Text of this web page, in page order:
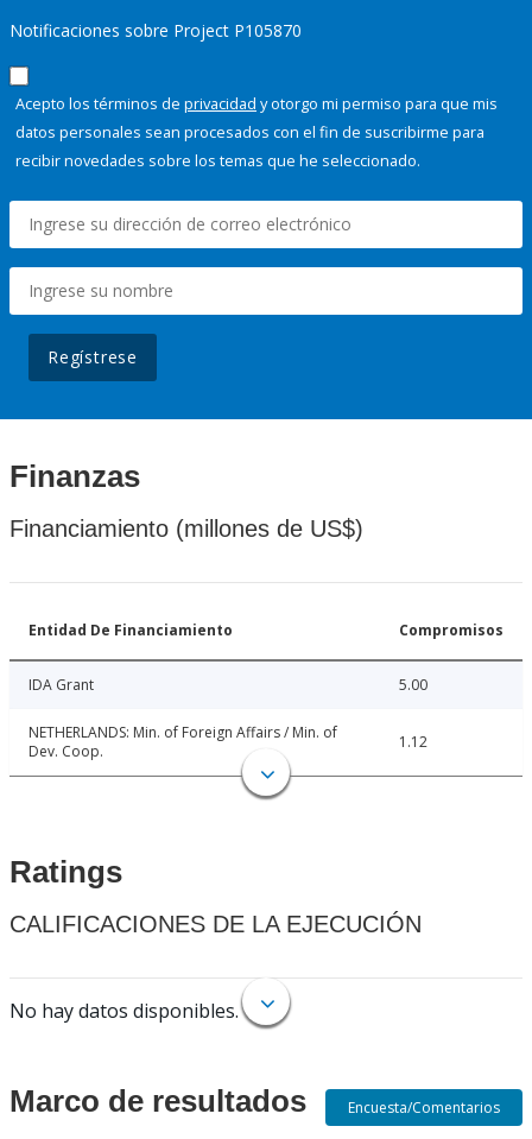
Notificaciones sobre Project P105870
Acepto los términos de privacidad y otorgo mi permiso para que mis
datos personales sean procesados con el fin de suscribirme para
recibir novedades sobre los temas que he seleccionado.
Regístrese
Finanzas
Financiamiento (millones de US$)
Entidad De Financiamiento Compromisos
IDA Grant 5.00
NETHERLANDS: Min. of Foreign Affairs / Min. of
Dev. Coop.
1.12
Ratings
CALIFICACIONES DE LA EJECUCIÓN
No hay datos disponibles.
Marco de resultados Encuesta/Comentarios